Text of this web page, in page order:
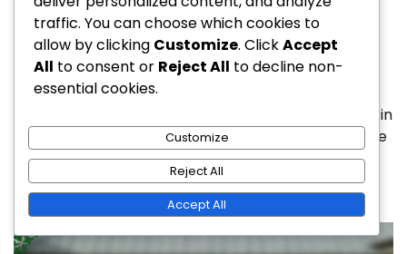
12/01/2026
0
Een lange clear shot in badminton is een
strategische speelwijze die de shuttle hoog en diep in
het veld van de tegenstander stuurt, waardoor deze
[…]
traffic. You can choose which cookies to
allow by clicking Customize. ClickAccept
All to consent or Reject All to decline non-
essential cookies.
Customize
Reject All
Accept All